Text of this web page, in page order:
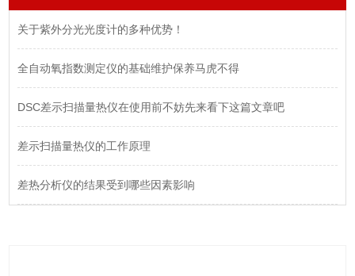
关于紫外分光光度计的多种优势！
全自动氧指数测定仪的基础维护保养马虎不得
DSC差示扫描量热仪在使用前不妨先来看下这篇文章吧
差示扫描量热仪的工作原理
差热分析仪的结果受到哪些因素影响